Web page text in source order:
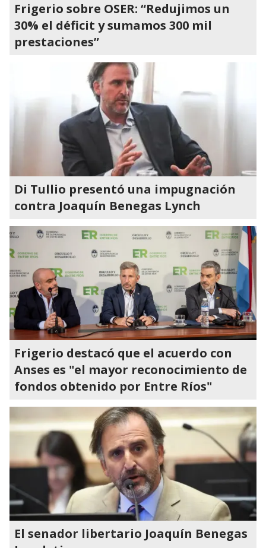
Frigerio sobre OSER: “Redujimos un
30% el déficit y sumamos 300 mil
prestaciones”
Di Tullio presentó una impugnación
contra Joaquín Benegas Lynch
Frigerio destacó que el acuerdo con
Anses es "el mayor reconocimiento de
fondos obtenido por Entre Ríos"
El senador libertario Joaquín Benegas